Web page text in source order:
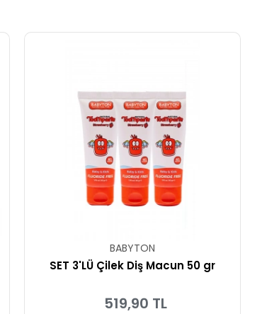
BABYTON
SET 3'LÜ Çilek Diş Macun 50 gr
519,90 TL